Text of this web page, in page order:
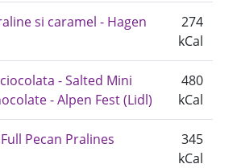
si caramel - Hagen
274
kCal
- Salted Mini
- Alpen Fest (Lidl)
480
kCal
Pecan Pralines
345
kCal